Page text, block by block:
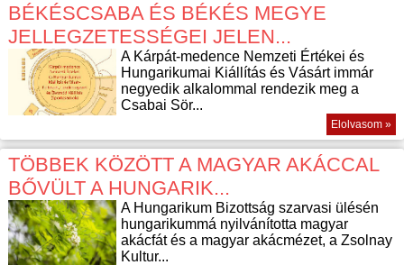
BÉKÉSCSABA ÉS BÉKÉS MEGYE
JELLEGZETESSÉGEI JELEN...
A Kárpát-medence Nemzeti Értékei és
Hungarikumai Kiállítás és Vásárt immár
negyedik alkalommal rendezik meg a
Csabai Sör...
Elolvasom »
TÖBBEK KÖZÖTT A MAGYAR AKÁCCAL
BŐVÜLT A HUNGARIK...
A Hungarikum Bizottság szarvasi ülésén
hungarikummá nyilvánította magyar
akácfát és a magyar akácmézet, a Zsolnay
Kultur...